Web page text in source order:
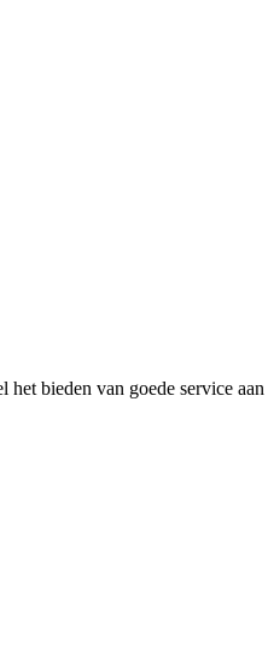
bieden van goede service